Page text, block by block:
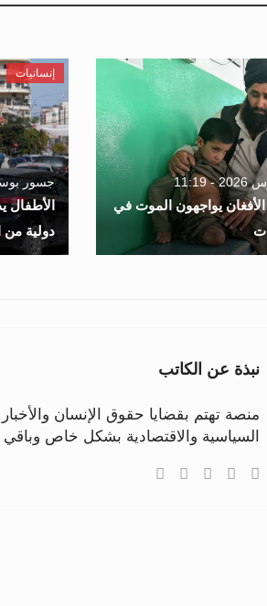
يواجهون الموت في
إنسانيات
جسور
الأطفال
دولية من
نبذة عن الكاتب
منصة تهتم بقضايا حقوق الإنسان
السياسية والاقتصادية بشكل خاص